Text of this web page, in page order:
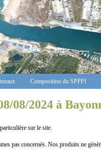
Composition du SPPPI
08/2024 à
sur le site.
pas concernés. Nos produits ne